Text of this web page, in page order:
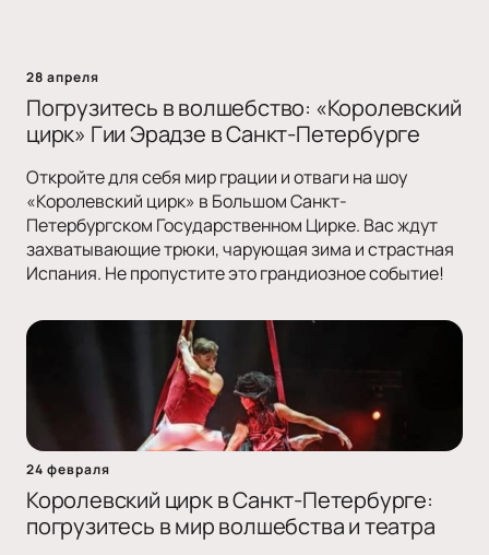
28 апреля
Погрузитесь в волшебство: «Королевский
цирк» Гии Эрадзе в Санкт-Петербурге
Откройте для себя мир грации и отваги на шоу
«Королевский цирк» в Большом Санкт-
Петербургском Государственном Цирке. Вас ждут
захватывающие трюки, чарующая зима и страстная
Испания. Не пропустите это грандиозное событие!
24 февраля
Королевский цирк в Санкт-Петербурге:
погрузитесь в мир волшебства и театра